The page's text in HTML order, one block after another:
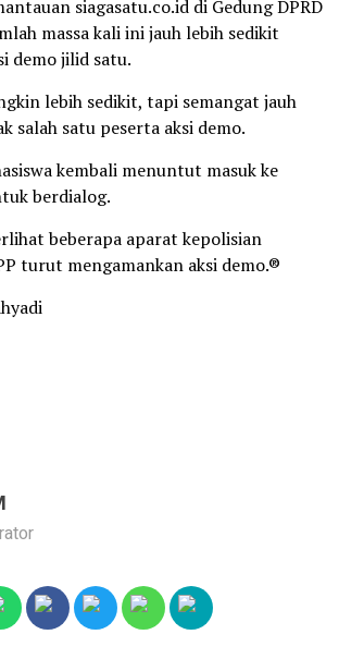
siagasatu.co.id di Gedung DPRD
massa kali ini jauh lebih sedikit
demo jilid satu.
lebih sedikit, tapi semangat jauh
salah satu peserta aksi demo.
kembali menuntut masuk ke
berdialog.
beberapa aparat kepolisian
turut mengamankan aksi demo.®